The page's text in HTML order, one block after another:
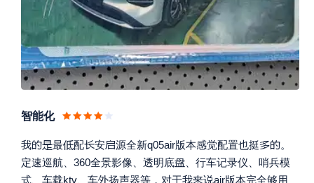
智能化
我最配安源全新q05air版本感觉配置也挺。
定速巡航、360全景影像、透明底 、行车记录仪、哨兵模
式、车载ktv、车扬声器等，对于我说air版本完全够用